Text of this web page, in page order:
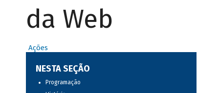
da Web
Ações
NESTA SEÇÃO
Programação